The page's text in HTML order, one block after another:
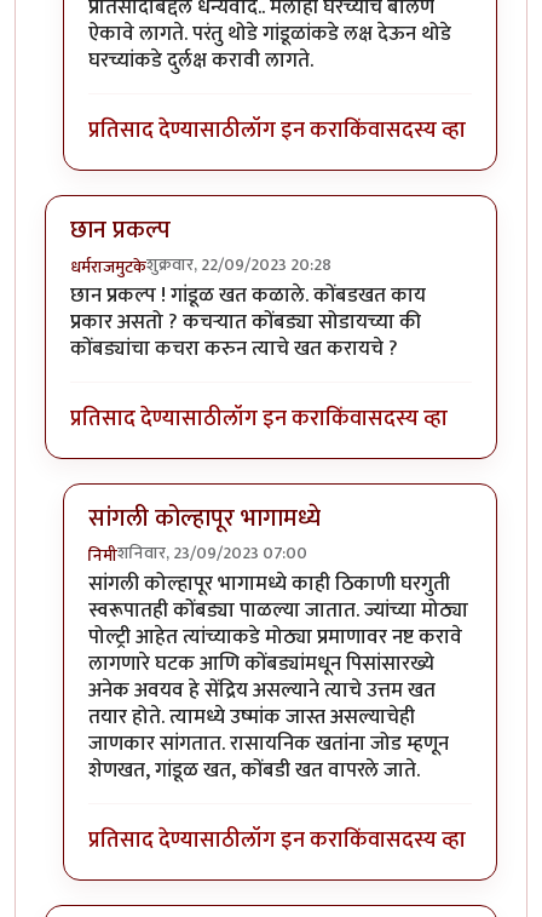
प्रतिसादाबद्दल धन्यवाद.. मलाही घरच्यांचे बोलणे
ऐकावे लागते. परंतु थोडे गांडूळांकडे लक्ष देऊन थोडे
घरच्यांकडे दुर्लक्ष करावी लागते.
प्रतिसाद देण्यासाठीलॉग इन कराकिंवासदस्य व्हा
छान प्रकल्प
धर्मराजमुटकेशुक्रवार, 22/09/2023 20:28
छान प्रकल्प ! गांडूळ खत कळाले. कोंबडखत काय
प्रकार असतो ? कचर्‍यात कोंबड्या सोडायच्या की
कोंबड्यांचा कचरा करुन त्याचे खत करायचे ?
प्रतिसाद देण्यासाठीलॉग इन कराकिंवासदस्य व्हा
सांगली कोल्हापूर भागामध्ये
निमीशनिवार, 23/09/2023 07:00
In reply toछान प्रकल्पbyधर्मराजमुटके
सांगली कोल्हापूर भागामध्ये काही ठिकाणी घरगुती
स्वरूपातही कोंबड्या पाळल्या जातात. ज्यांच्या मोठ्या
पोल्ट्री आहेत त्यांच्याकडे मोठ्या प्रमाणावर नष्ट करावे
लागणारे घटक आणि कोंबड्यांमधून पिसांसारख्ये
अनेक अवयव हे सेंद्रिय असल्याने त्याचे उत्तम खत
तयार होते. त्यामध्ये उष्मांक जास्त असल्याचेही
जाणकार सांगतात. रासायनिक खतांना जोड म्हणून
शेणखत, गांडूळ खत, कोंबडी खत वापरले जाते.
प्रतिसाद देण्यासाठीलॉग इन कराकिंवासदस्य व्हा